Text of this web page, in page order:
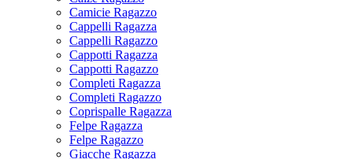
Camicie Ragazzo
Cappelli Ragazza
Cappelli Ragazzo
Cappotti Ragazza
Cappotti Ragazzo
Completi Ragazza
Completi Ragazzo
Coprispalle Ragazza
Felpe Ragazza
Felpe Ragazzo
Giacche Ragazza